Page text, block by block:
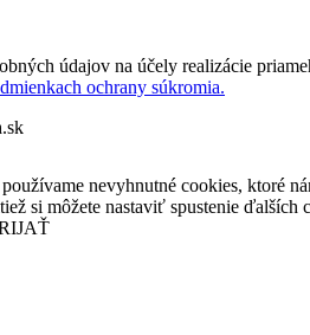
údajov na účely realizácie
ochrany súkromia.
nevyhnutné cookies, ktoré
si môžete nastaviť spustenie